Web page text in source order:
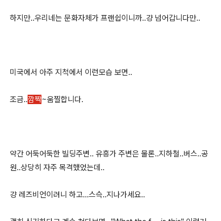
하지만..우리네는 문화자체가 프랜쉽이니까..걍 넘어갑니다만..
미국에서 아주 지척에서 이런모습 보면..
조금..깜짝~움찔합니다.
약간 어둑어둑한 빌딩주변.. 유흥가 주변은 물론..지하철..버스..공
원..상당히 자주 목격했었는데..
걍 레즈비언이려니 하고...스슥..지나가세요..